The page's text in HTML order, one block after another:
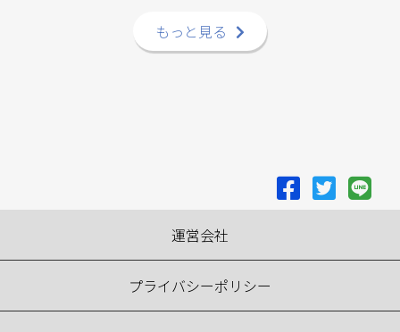
を共に考え、実践的な活動で街の活性化を推
文化、自然を尊重し、地域の持つ価値を最大
し、一緒に夕張の未来を築いていきます。 挑
戦と革新 新しいアイディアや方法を恐れずに
取り入れ、夕張の課題解決に向けて常に最前
線での挑戦を続けます。 継承と成長 現在の取
もっと見る
運営会社
プライバシーポリシー